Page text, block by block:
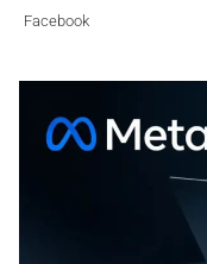
Facebook